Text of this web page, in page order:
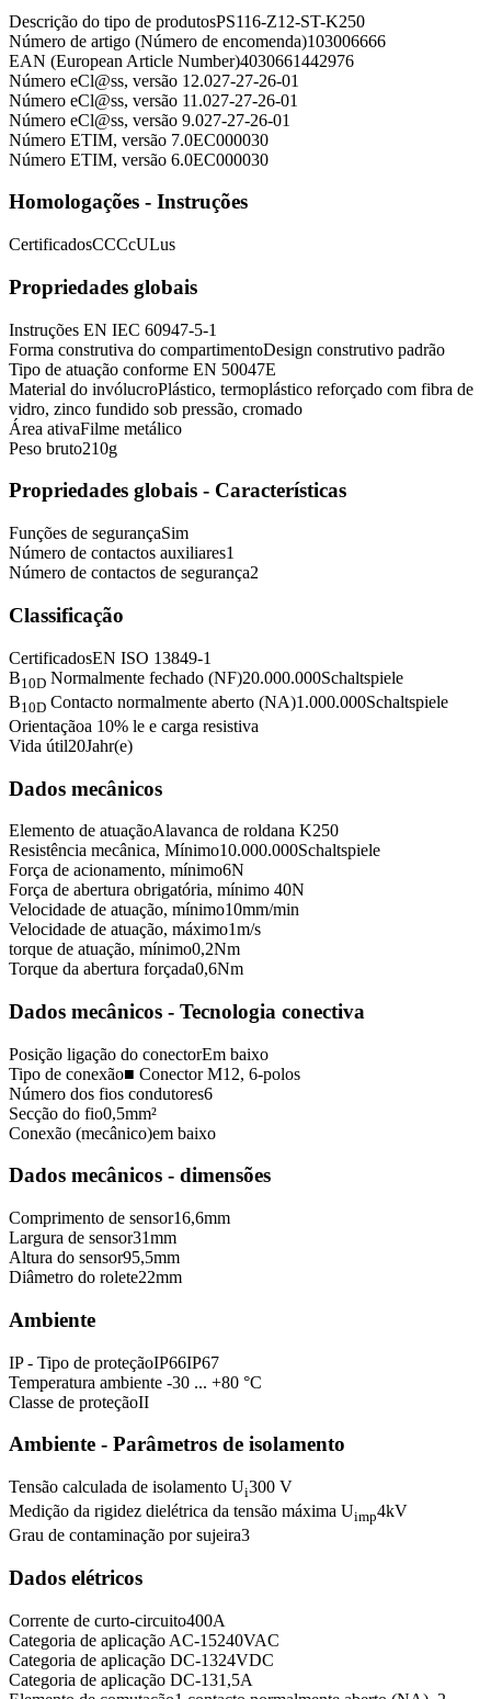
Descrição do tipo de produtosPS116-Z12-ST-K250
Número de artigo (Número de encomenda)103006666
EAN (European Article Number)4030661442976
Número eCl@ss, versão 12.027-27-26-01
Número eCl@ss, versão 11.027-27-26-01
Número eCl@ss, versão 9.027-27-26-01
Número ETIM, versão 7.0EC000030
Número ETIM, versão 6.0EC000030
Homologações - Instruções
CertificadosCCCcULus
Propriedades globais
Instruções EN IEC 60947-5-1
Forma construtiva do compartimentoDesign construtivo padrão
Tipo de atuação conforme EN 50047E
Material do invólucroPlástico, termoplástico reforçado com fibra de
vidro, zinco fundido sob pressão, cromado
Área ativaFilme metálico
Peso bruto210g
Propriedades globais - Características
Funções de segurançaSim
Número de contactos auxiliares1
Número de contactos de segurança2
Classificação
CertificadosEN ISO 13849-1
B10D Normalmente fechado (NF)20.000.000Schaltspiele
B10D Contacto normalmente aberto (NA)1.000.000Schaltspiele
Orientaçãoa 10% le e carga resistiva
Vida útil20Jahr(e)
Dados mecânicos
Elemento de atuaçãoAlavanca de roldana K250
Resistência mecânica, Mínimo10.000.000Schaltspiele
Força de acionamento, mínimo6N
Força de abertura obrigatória, mínimo 40N
Velocidade de atuação, mínimo10mm/min
Velocidade de atuação, máximo1m/s
torque de atuação, mínimo0,2Nm
Torque da abertura forçada0,6Nm
Dados mecânicos - Tecnologia conectiva
Posição ligação do conectorEm baixo
Tipo de conexão■ Conector M12, 6-polos
Número dos fios condutores6
Secção do fio0,5mm²
Conexão (mecânico)em baixo
Dados mecânicos - dimensões
Comprimento de sensor16,6mm
Largura de sensor31mm
Altura do sensor95,5mm
Diâmetro do rolete22mm
Ambiente
IP - Tipo de proteçãoIP66IP67
Temperatura ambiente -30 ... +80 °C
Classe de proteçãoII
Ambiente - Parâmetros de isolamento
Tensão calculada de isolamento Ui300 V
Medição da rigidez dielétrica da tensão máxima Uimp4kV
Grau de contaminação por sujeira3
Dados elétricos
Corrente de curto-circuito400A
Categoria de aplicação AC-15240VAC
Categoria de aplicação DC-1324VDC
Categoria de aplicação DC-131,5A